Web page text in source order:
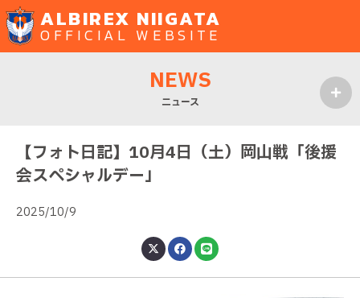
ALBIREX NIIGATA
OFFICIAL WEBSITE
NEWS
ニュース
【フォト日記】10月4日（土）岡山戦「後援
会スペシャルデー」
2025/10/9